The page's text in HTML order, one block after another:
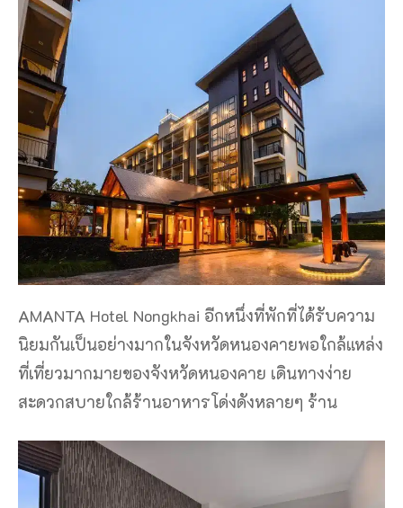
AMANTA Hotel Nongkhai อีกหนึ่งที่พักที่ได้รับความ
นิยมกันเป็นอย่างมากในจังหวัดหนองคายพอใกล้แหล่ง
ที่เที่ยวมากมายของจังหวัดหนองคาย เดินทางง่าย
สะดวกสบายใกล้ร้านอาหารโด่งดังหลายๆ ร้าน